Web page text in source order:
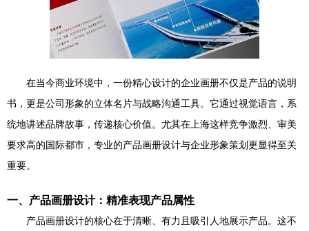
在当今商业环境中，一份精心设计的企业画册不仅是产品的说明
书，更是公司形象的立体名片与战略沟通工具。它通过视觉语言，系
统地讲述品牌故事，传递核心价值。尤其在上海这样竞争激烈、审美
要求高的国际都市，专业的产品画册设计与企业形象策划更显得至关
重要。
一、产品画册设计：精准表现产品属性
产品画册设计的核心在于清晰、有力且吸引人地展示产品。这不